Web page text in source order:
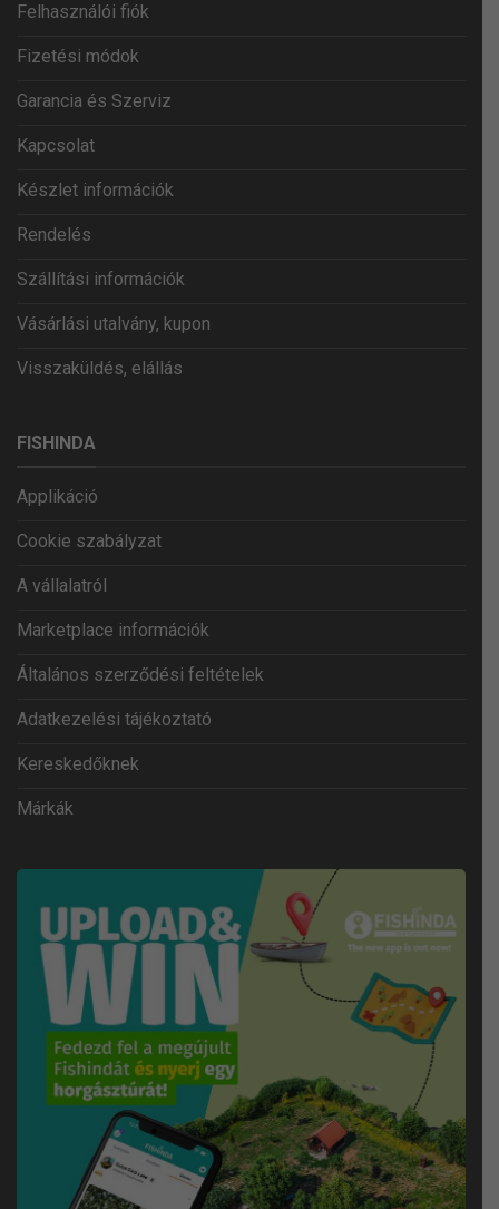
Felhasználói fiók
Fizetési módok
Garancia és Szerviz
Kapcsolat
Készlet információk
Rendelés
Szállítási információk
Vásárlási utalvány, kupon
Visszaküldés, elállás
FISHINDA
Applikáció
Cookie szabályzat
A vállalatról
Marketplace információk
Általános szerződési feltételek
Adatkezelési tájékoztató
Kereskedőknek
Márkák